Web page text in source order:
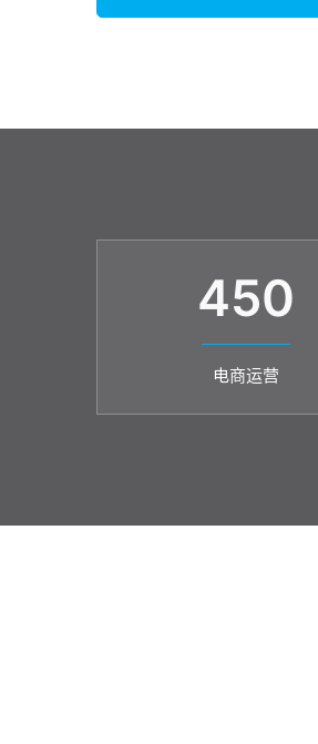
450
电商运营